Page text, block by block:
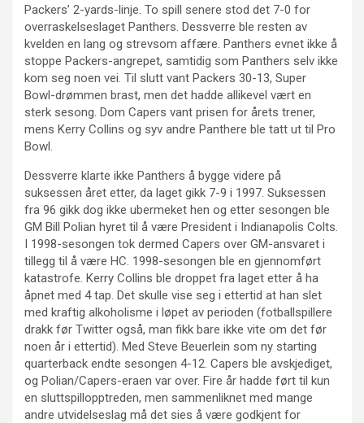
Packers’ 2-yards-linje. To spill senere stod det 7-0 for
overraskelseslaget Panthers. Dessverre ble resten av
kvelden en lang og strevsom affære. Panthers evnet ikke å
stoppe Packers-angrepet, samtidig som Panthers selv ikke
kom seg noen vei. Til slutt vant Packers 30-13, Super
Bowl-drømmen brast, men det hadde allikevel vært en
sterk sesong. Dom Capers vant prisen for årets trener,
mens Kerry Collins og syv andre Panthere ble tatt ut til Pro
Bowl.
Dessverre klarte ikke Panthers å bygge videre på
suksessen året etter, da laget gikk 7-9 i 1997. Suksessen
fra 96 gikk dog ikke ubermeket hen og etter sesongen ble
GM Bill Polian hyret til å være President i Indianapolis Colts.
I 1998-sesongen tok dermed Capers over GM-ansvaret i
tillegg til å være HC. 1998-sesongen ble en gjennomført
katastrofe. Kerry Collins ble droppet fra laget etter å ha
åpnet med 4 tap. Det skulle vise seg i ettertid at han slet
med kraftig alkoholisme i løpet av perioden (fotballspillere
drakk før Twitter også, man fikk bare ikke vite om det før
noen år i ettertid). Med Steve Beuerlein som ny starting
quarterback endte sesongen 4-12. Capers ble avskjediget,
og Polian/Capers-eraen var over. Fire år hadde ført til kun
en sluttspillopptreden, men sammenliknet med mange
andre utvidelseslag må det sies å være godkjent for